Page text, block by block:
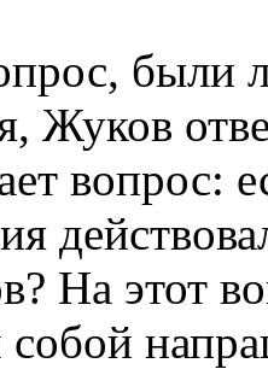
были
Жуков
вопрос:
На этот
собой